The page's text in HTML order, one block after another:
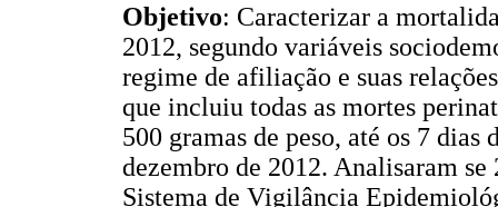
Objetivo: Caracterizar a
2012, segundo variáveis
regime de afiliação e suas
que incluiu todas as mortes
500 gramas de peso, até os 7
dezembro de 2012. Analisaram
Sistema de Vigilância